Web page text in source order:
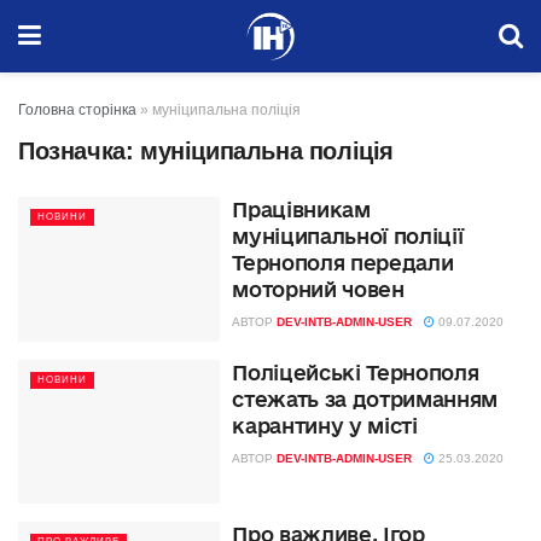
Головна сторінка » муніципальна поліція
Позначка: муніципальна поліція
НОВИНИ
Працівникам
муніципальної поліції
Тернополя передали
моторний човен
АВТОР DEV-INTB-ADMIN-USER 09.07.2020
НОВИНИ
Поліцейські Тернополя
стежать за дотриманням
карантину у місті
АВТОР DEV-INTB-ADMIN-USER 25.03.2020
Про важливе. Ігор